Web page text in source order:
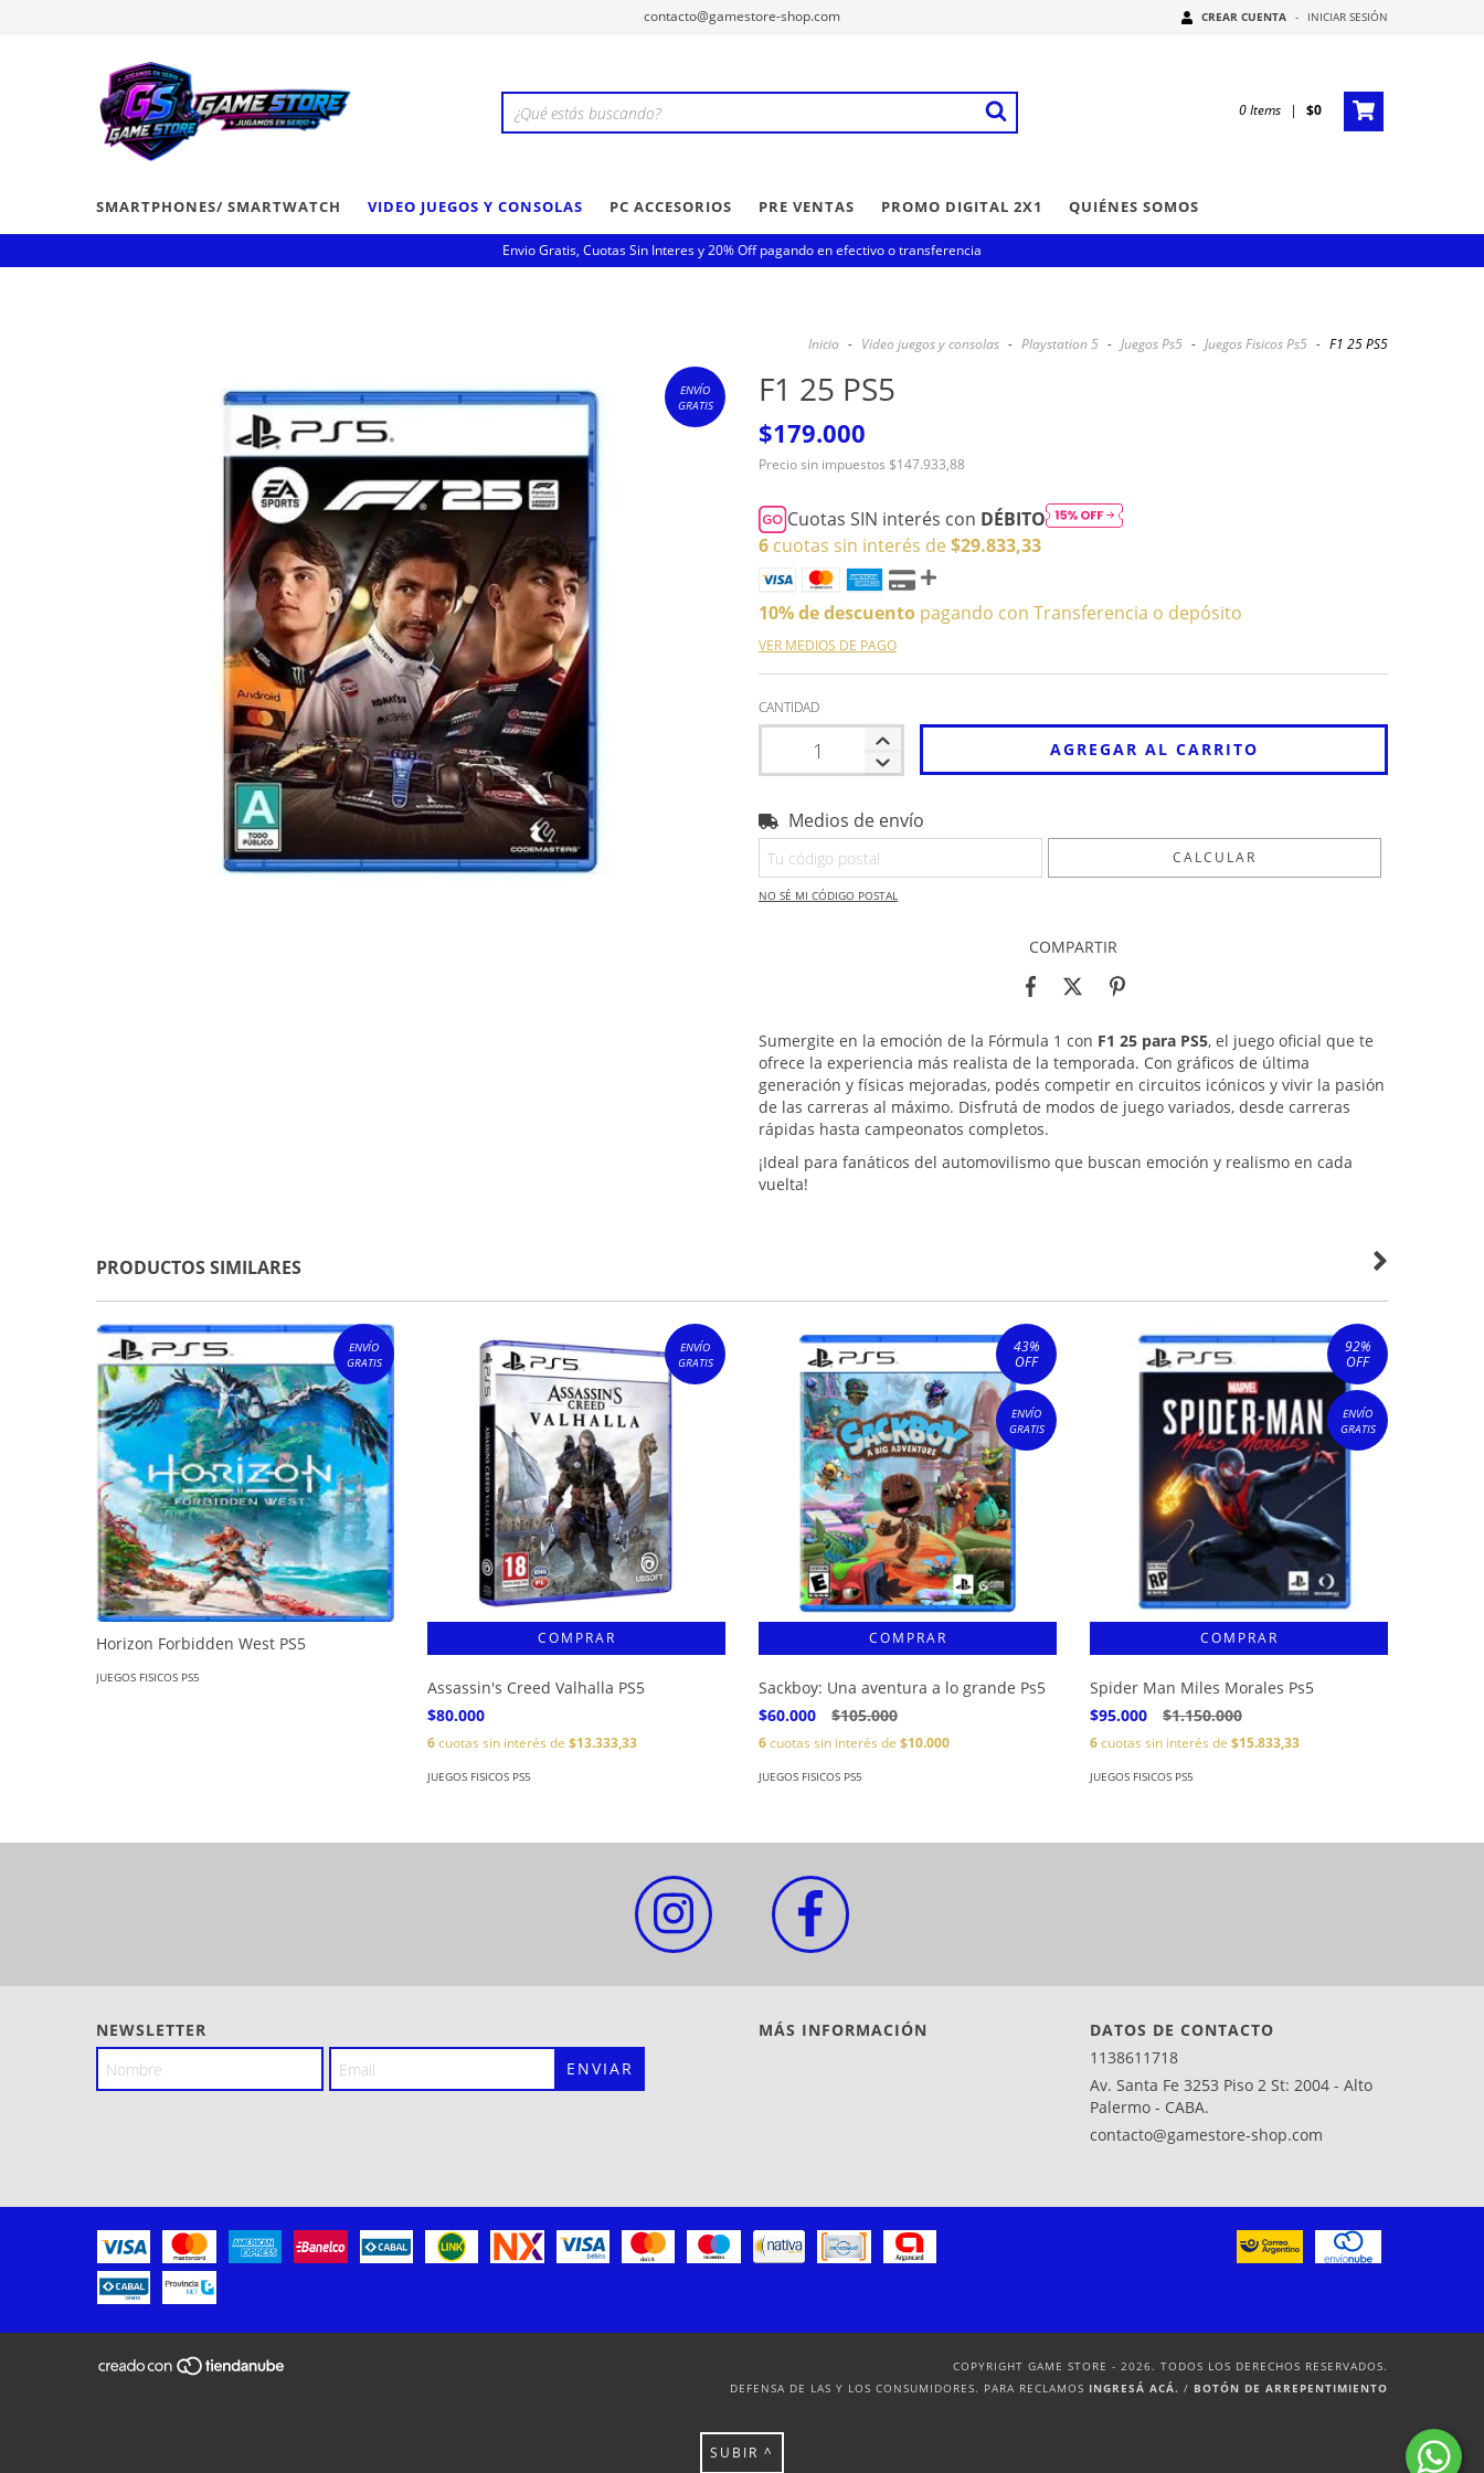
contacto@gamestore-shop.com CREAR CUENTA - INICIAR SESIÓN
0Items | $0
SMARTPHONES/ SMARTWATCH VIDEO JUEGOS Y CONSOLAS PC ACCESORIOS PRE VENTAS PROMO DIGITAL 2X1 QUIÉNES SOMOS
Envio Gratis, Cuotas Sin Interes y 20% Off pagando en efectivo o transferencia
Inicio - Video juegos y consolas - Playstation 5 - Juegos Ps5 - Juegos Fisicos Ps5 - F1 25 PS5
ENVÍO
GRATIS
F1 25 PS5
$179.000
Precio sin impuestos $147.933,88
Cuotas SIN interés con DÉBITO
6 cuotas sin interés de $29.833,33
10% de descuento pagando con Transferencia o depósito
VER MEDIOS DE PAGO
CANTIDAD
Entregas para el CP:
Medios de envío
CALCULAR
NO SÉ MI CÓDIGO POSTAL
COMPARTIR
Sumergite en la emoción de la Fórmula 1 con F1 25 para PS5, el juego oficial que te
ofrece la experiencia más realista de la temporada. Con gráficos de última
generación y físicas mejoradas, podés competir en circuitos icónicos y vivir la pasión
de las carreras al máximo. Disfrutá de modos de juego variados, desde carreras
rápidas hasta campeonatos completos.
¡Ideal para fanáticos del automovilismo que buscan emoción y realismo en cada
vuelta!
PRODUCTOS SIMILARES
ENVÍO
GRATIS
Horizon Forbidden West PS5
JUEGOS FISICOS PS5
ENVÍO
GRATIS
Assassin's Creed Valhalla PS5
$80.000
6cuotas sin interés de $13.333,33
JUEGOS FISICOS PS5
43%
OFF
ENVÍO
GRATIS
Sackboy: Una aventura a lo grande Ps5
$60.000
$105.000
6cuotas sin interés de $10.000
JUEGOS FISICOS PS5
92%
OFF
ENVÍO
GRATIS
Spider Man Miles Morales Ps5
$95.000
$1.150.000
6cuotas sin interés de $15.833,33
JUEGOS FISICOS PS5
NEWSLETTER MÁS INFORMACIÓN
DATOS DE CONTACTO
1138611718
Av. Santa Fe 3253 Piso 2 St: 2004 - Alto
Palermo - CABA.
contacto@gamestore-shop.com
COPYRIGHT GAME STORE - 2026. TODOS LOS DERECHOS RESERVADOS.
DEFENSA DE LAS Y LOS CONSUMIDORES. PARA RECLAMOS INGRESÁ ACÁ. / BOTÓN DE ARREPENTIMIENTO
SUBIR ^